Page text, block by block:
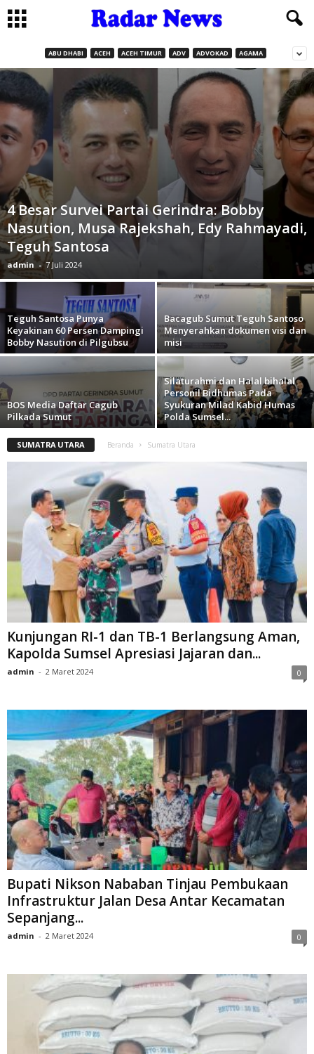
ABU DHABI ACEH ACEH TIMUR ADV ADVOKAD AGAMA
4 Besar Survei Partai Gerindra: Bobby
Nasution, Musa Rajekshah, Edy Rahmayadi,
Teguh Santosa
admin - 7 Juli 2024
Teguh Santosa Punya
Keyakinan 60 Persen Dampingi
Bobby Nasution di Pilgubsu
Bacagub Sumut Teguh Santoso
Menyerahkan dokumen visi dan
misi
BOS Media Daftar Cagub
Pilkada Sumut
Silaturahmi dan Halal bihalal
Personil Bidhumas Pada
Syukuran Milad Kabid Humas
Polda Sumsel...
SUMATRA UTARA Beranda Sumatra Utara
Kunjungan RI-1 dan TB-1 Berlangsung Aman,
Kapolda Sumsel Apresiasi Jajaran dan...
admin - 2 Maret 2024 0
Bupati Nikson Nababan Tinjau Pembukaan
Infrastruktur Jalan Desa Antar Kecamatan
Sepanjang...
admin - 2 Maret 2024 0